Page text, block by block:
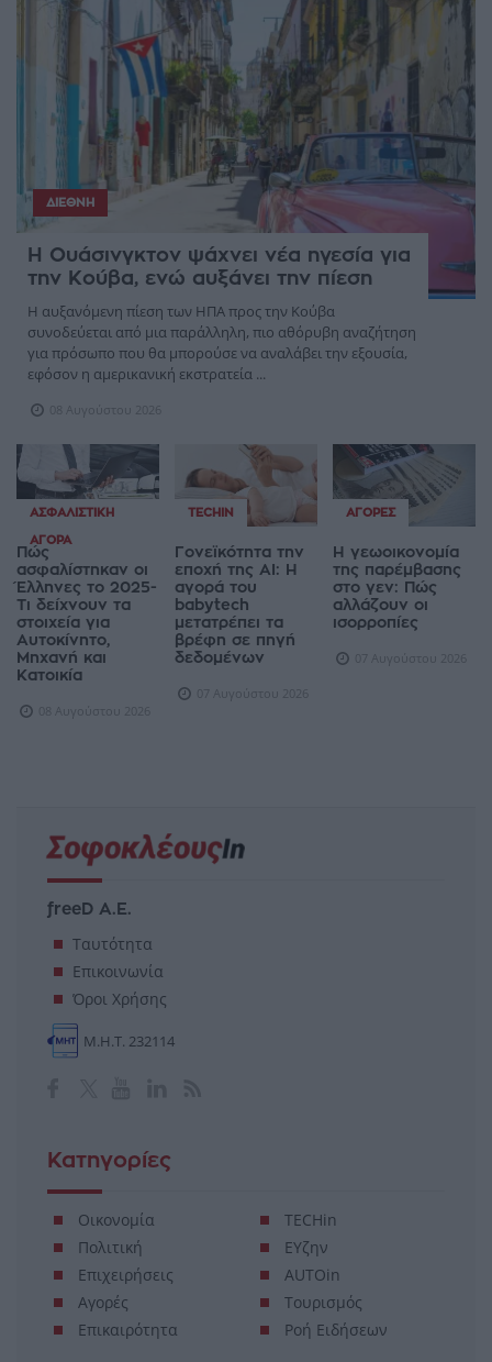
ΔΙΕΘΝΉ
Η Ουάσινγκτον ψάχνει νέα ηγεσία για
την Κούβα, ενώ αυξάνει την πίεση
Η αυξανόμενη πίεση των ΗΠΑ προς την Κούβα
συνοδεύεται από μια παράλληλη, πιο αθόρυβη αναζήτηση
για πρόσωπο που θα μπορούσε να αναλάβει την εξουσία,
εφόσον η αμερικανική εκστρατεία ...
08 Αυγούστου 2026
ΑΣΦΑΛΙΣΤΙΚΉ
ΑΓΟΡΆ
Πώς
ασφαλίστηκαν οι
Έλληνες το 2025-
Τι δείχνουν τα
στοιχεία για
Αυτοκίνητο,
Μηχανή και
Κατοικία
08 Αυγούστου 2026
TECHIN
Γονεϊκότητα την
εποχή της AI: Η
αγορά του
babytech
μετατρέπει τα
βρέφη σε πηγή
δεδομένων
07 Αυγούστου 2026
ΑΓΟΡΈΣ
Η γεωοικονομία
της παρέμβασης
στο γεν: Πώς
αλλάζουν οι
ισορροπίες
07 Αυγούστου 2026